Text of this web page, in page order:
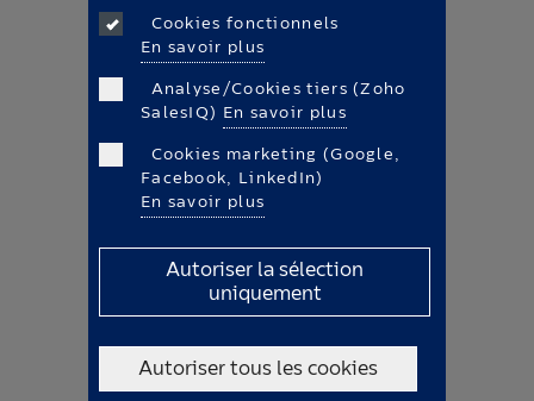
HIGHLIGHTS
Cookies fonctionnels
En savoir plus
Analyse/Cookies tiers (Zoho
SalesIQ) En savoir plus
Cookies marketing (Google,
Facebook, LinkedIn)
En savoir plus
Autoriser la sélection
uniquement
Autoriser tous les cookies